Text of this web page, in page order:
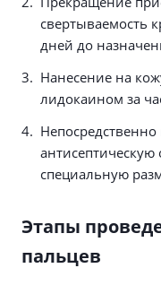
свертываемость
дней до
Нанесение на
лидокаином за
антисептическую
специальную
Этапы
пальцев